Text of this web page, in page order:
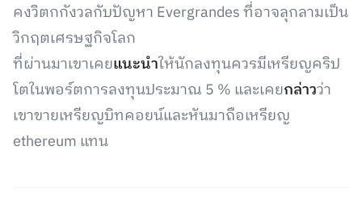
คงวิตกกังวลกับปัญหา Evergrandes ที่อาจลุกลามเป็น
วิกฤตเศรษฐกิจโลก
ที่ผ่านมาเขาเคยแนะนำให้นักลงทุนควรมีเหรียญคริป
โตในพอร์ตการลงทุนประมาณ 5 % และเคยกล่าวว่า
เขาขายเหรียญบิทคอยน์และหันมาถือเหรียญ
ethereum แทน